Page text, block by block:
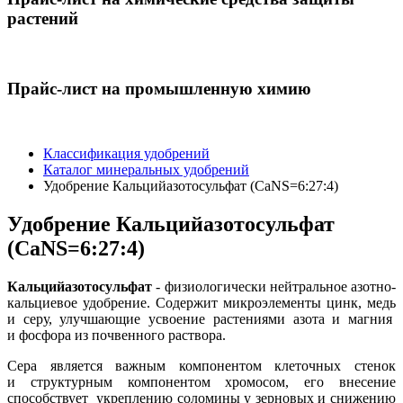
растений
Прайс-лист на промышленную химию
Классификация удобрений
Каталог минеральных удобрений
Удобрение Кальцийазотосульфат (CaNS=6:27:4)
Удобрение Кальцийазотосульфат
(CaNS=6:27:4)
Кальцийазотосульфат - физиологически нейтральное азотно-
кальциевое удобрение. Содержит микроэлементы цинк, медь
и серу, улучшающие усвоение растениями азота и магния
и фосфора из почвенного раствора.
Cерa является важным компонентом клеточных стенок
и структурным компонентом хромосом, его внесение
способствует укреплению соломины у зерновых и снижению